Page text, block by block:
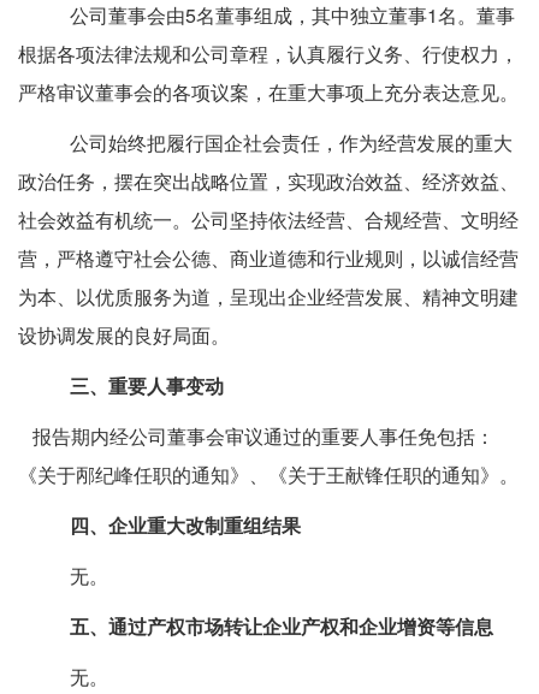
公司董事会由5名董事组成， 其中独立董事1名。董事
根据各项法律法规和公司章程，认真履行义务、行使权力，
严格审议董事会的各项议案，在重大事项上充分表达意见。
公司始终把履行国企社会责任，作为经营发展的重大
政治任务， 摆在突出战略位置，实现政治效益、 经济效益、
社会效益有机统一。公司坚持依法经营、合规经营、文明经
营 ， 严格遵守社会公德、商业道德和行业规则，以诚信经营
为本、以优质服务为道，呈现出企业经营发展、精神文明建
设协调发展的良好局面。
三、重要人事变动
报告期内经公司董事会审议通过的重要人事任免包括：
《关于邴纪峰任职的通知》 、 《关于王献锋任职的通知》。
四、企业重大改制重组结果
无。
五、 通过产权市场转让企业产权和企业增资等信息
无。